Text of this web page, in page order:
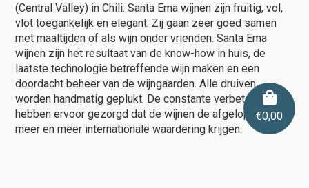
€0,00
(Central Valley) in Chili. Santa Ema wijnen zijn fruitig, vol,
vlot toegankelijk en elegant. Zij gaan zeer goed samen
met maaltijden of als wijn onder vrienden. Santa Ema
wijnen zijn het resultaat van de know-how in huis, de
laatste technologie betreffende wijn maken en een
doordacht beheer van de wijngaarden. Alle druiven
worden handmatig geplukt. De constante verbeteringen
hebben ervoor gezorgd dat de wijnen de afgelopen tijd
meer en meer internationale waardering krijgen.